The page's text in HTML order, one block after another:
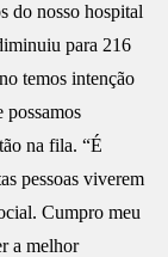
do nosso hospital
para 216
temos intenção
possamos
na fila. “É
pessoas viverem
Cumpro meu
a melhor